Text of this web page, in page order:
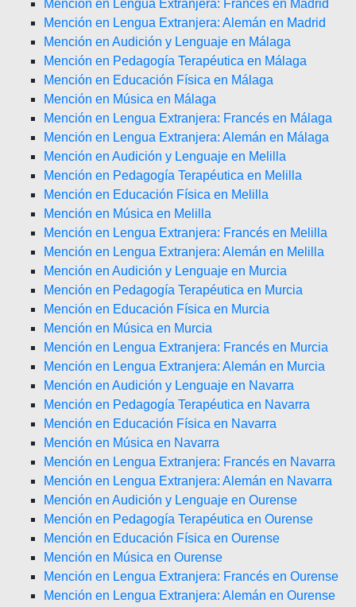
Mención en Lengua Extranjera: Francés en Madrid
Mención en Lengua Extranjera: Alemán en Madrid
Mención en Audición y Lenguaje en Málaga
Mención en Pedagogía Terapéutica en Málaga
Mención en Educación Física en Málaga
Mención en Música en Málaga
Mención en Lengua Extranjera: Francés en Málaga
Mención en Lengua Extranjera: Alemán en Málaga
Mención en Audición y Lenguaje en Melilla
Mención en Pedagogía Terapéutica en Melilla
Mención en Educación Física en Melilla
Mención en Música en Melilla
Mención en Lengua Extranjera: Francés en Melilla
Mención en Lengua Extranjera: Alemán en Melilla
Mención en Audición y Lenguaje en Murcia
Mención en Pedagogía Terapéutica en Murcia
Mención en Educación Física en Murcia
Mención en Música en Murcia
Mención en Lengua Extranjera: Francés en Murcia
Mención en Lengua Extranjera: Alemán en Murcia
Mención en Audición y Lenguaje en Navarra
Mención en Pedagogía Terapéutica en Navarra
Mención en Educación Física en Navarra
Mención en Música en Navarra
Mención en Lengua Extranjera: Francés en Navarra
Mención en Lengua Extranjera: Alemán en Navarra
Mención en Audición y Lenguaje en Ourense
Mención en Pedagogía Terapéutica en Ourense
Mención en Educación Física en Ourense
Mención en Música en Ourense
Mención en Lengua Extranjera: Francés en Ourense
Mención en Lengua Extranjera: Alemán en Ourense